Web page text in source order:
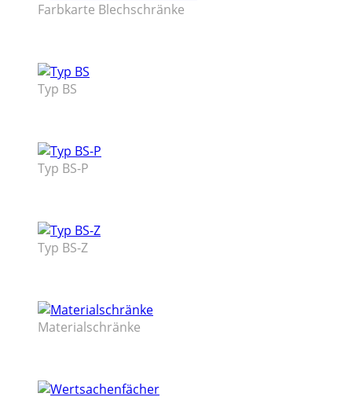
Farbkarte Blechschränke
Typ BS
Typ BS-P
Typ BS-Z
Materialschränke